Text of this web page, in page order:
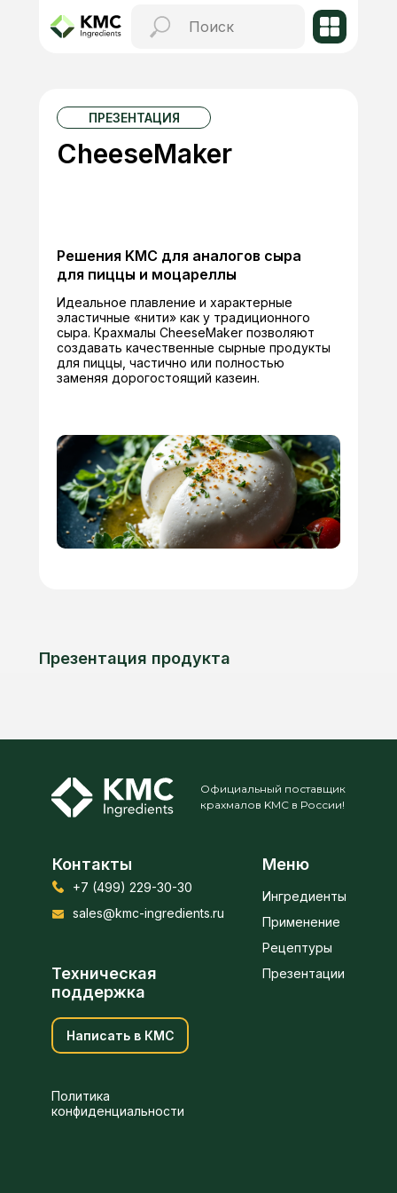
Идеальное плавление и характерные
эластичные «нити» как у традиционного
сыра. Крахмалы CheeseMaker позволяют
создавать качественные сырные продукты
для пиццы, частично или полностью
заменяя дорогостоящий казеин.
CheeseMaker
ПРЕЗЕНТАЦИЯ
Решения KMC для аналогов сыра
для пиццы и моцареллы
Презентация продукта
Контакты Меню
Техническая
поддержка
Политика
конфиденциальности
+7 (499) 229-30-30
sales@kmc-ingredients.ru
Ингредиенты
Применение
Рецептуры
Презентации
Написать в КМС
Официальный поставщик
крахмалов KMC в России!